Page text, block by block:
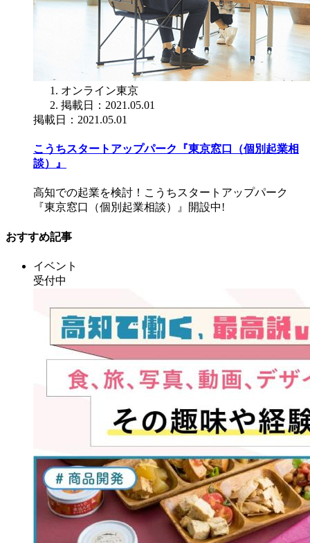
オンライン東京
掲載日：2021.05.01
掲載日：2021.05.01
こうちスタートアップパーク『東京窓口（個別起業相
談）』
高知での起業を検討！こうちスタートアップパーク
『東京窓口（個別起業相談）』開設中!
おすすめ記事
イベント
受付中